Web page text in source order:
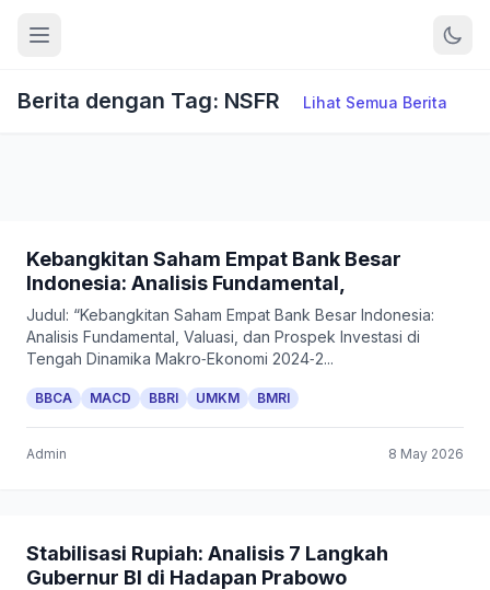
Berita dengan Tag: NSFR Lihat Semua Berita
Kebangkitan Saham Empat Bank Besar
Indonesia: Analisis Fundamental,
Judul: “Kebangkitan Saham Empat Bank Besar Indonesia:
Analisis Fundamental, Valuasi, dan Prospek Investasi di
Tengah Dinamika Makro‑Ekonomi 2024‑2...
BBCA MACD BBRI UMKM BMRI
Admin 8 May 2026
Stabilisasi Rupiah: Analisis 7 Langkah
Gubernur BI di Hadapan Prabowo